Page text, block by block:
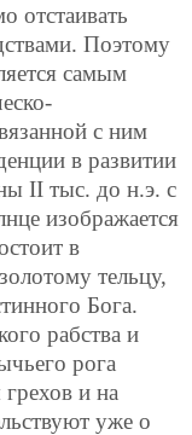
отстаивать
Поэтому
самым
с ним
в развитии
II тыс. до н.э. с
изображается
в
тельцу,
Бога.
рабства и
рога
и на
уже о